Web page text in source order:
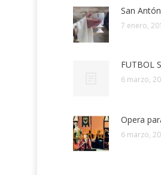
San
7 enero,
FUTBOL
6 marzo,
Opera
6 marzo,